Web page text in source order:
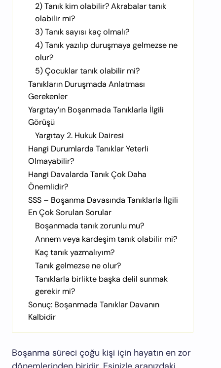
2) Tanık kim olabilir? Akrabalar tanık
olabilir mi?
3) Tanık sayısı kaç olmalı?
4) Tanık yazılıp duruşmaya gelmezse ne
olur?
5) Çocuklar tanık olabilir mi?
Tanıkların Duruşmada Anlatması
Gerekenler
Yargıtay’ın Boşanmada Tanıklarla İlgili
Görüşü
Yargıtay 2. Hukuk Dairesi
Hangi Durumlarda Tanıklar Yeterli
Olmayabilir?
Hangi Davalarda Tanık Çok Daha
Önemlidir?
SSS – Boşanma Davasında Tanıklarla İlgili
En Çok Sorulan Sorular
Boşanmada tanık zorunlu mu?
Annem veya kardeşim tanık olabilir mi?
Kaç tanık yazmalıyım?
Tanık gelmezse ne olur?
Tanıklarla birlikte başka delil sunmak
gerekir mi?
Sonuç: Boşanmada Tanıklar Davanın
Kalbidir
Boşanma süreci çoğu kişi için hayatın en zor